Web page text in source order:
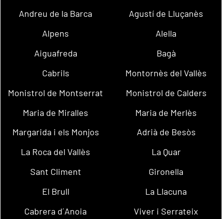
Andreu de la Barca
Agustí de Lluçanès
Alpens
Alella
Aiguafreda
Bagà
Cabrils
Montornès del Vallès
Monistrol de Montserrat
Monistrol de Calders
Maria de Miralles
Maria de Merlès
Margarida i els Monjos
Adrià de Besòs
La Roca del Vallès
La Quar
Sant Climent
Gironella
El Brull
La Llacuna
Cabrera d´Anoia
Viver i Serrateix